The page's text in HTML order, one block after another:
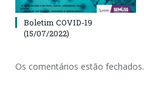
Boletim COVID-19
(15/07/2022)
Os comentários estão fechados.